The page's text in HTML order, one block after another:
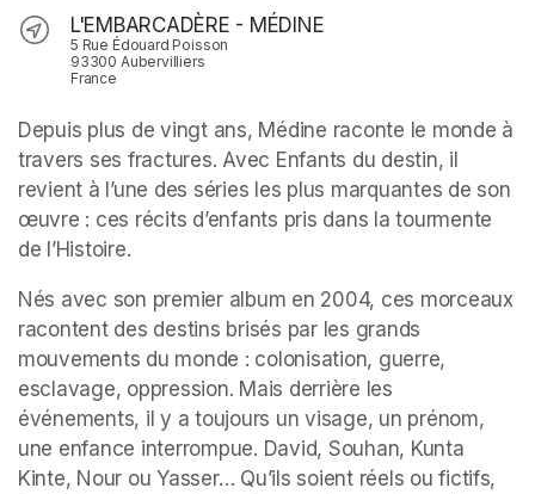
L'EMBARCADÈRE - MÉDINE
5 Rue Édouard Poisson
93300 Aubervilliers
France
Depuis plus de vingt ans, Médine raconte le monde à
travers ses fractures. Avec Enfants du destin, il
revient à l’une des séries les plus marquantes de son
œuvre : ces récits d’enfants pris dans la tourmente
de l’Histoire.
Nés avec son premier album en 2004, ces morceaux
racontent des destins brisés par les grands
mouvements du monde : colonisation, guerre,
esclavage, oppression. Mais derrière les
événements, il y a toujours un visage, un prénom,
une enfance interrompue. David, Souhan, Kunta
Kinte, Nour ou Yasser… Qu’ils soient réels ou fictifs,